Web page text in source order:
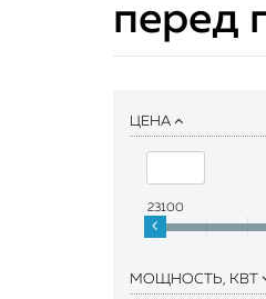
перед
ЦЕНА
23100
МОЩНОСТЬ, КВТ